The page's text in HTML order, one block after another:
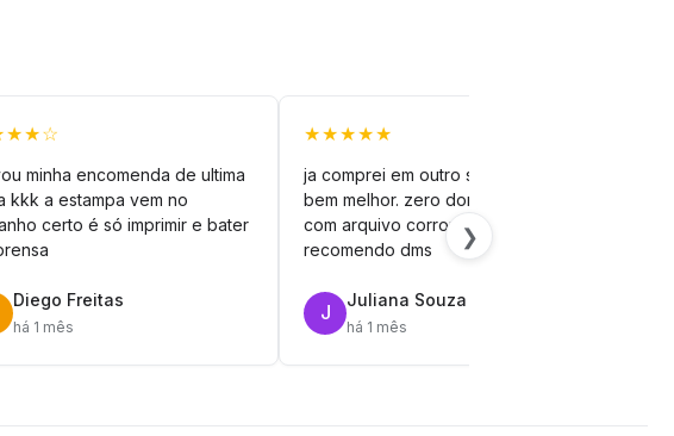
minha encomenda de ultima
kkk a estampa vem no
certo é só imprimir e bater
Diego Freitas
há 1 mês
★★★★★
ja comprei em outro site mas esse é
bem melhor. zero dor de cabeça
com arquivo corrompido.
recomendo dms
J
Juliana Souza
há 1 mês
❯